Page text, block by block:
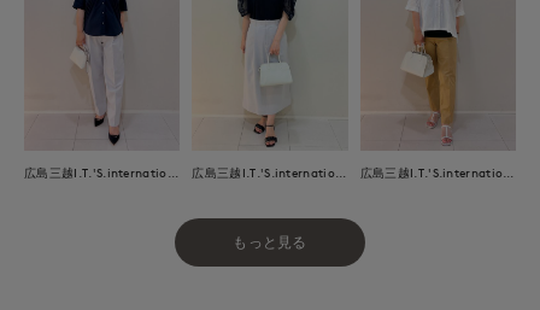
もっと見る